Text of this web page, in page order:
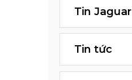
Tin Jaguar
Tin tức